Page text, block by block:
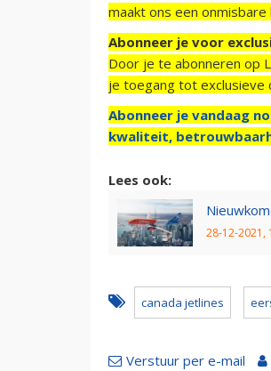
maakt ons een
Abonneer je voor
Door je te abonneren op
je toegang tot exclusieve
Abonneer je vandaag
kwaliteit,
Lees ook:
28-12-2021,
canada jetlines
Verstuur per e-mail